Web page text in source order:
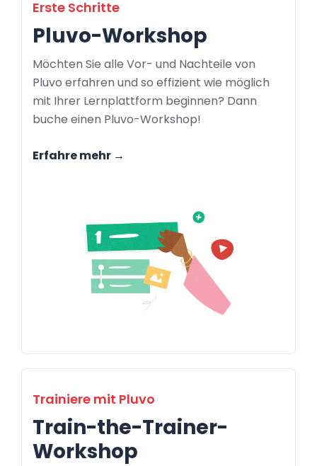
Erste Schritte
Pluvo-Workshop
Möchten Sie alle Vor- und Nachteile von
Pluvo erfahren und so effizient wie möglich
mit Ihrer Lernplattform beginnen? Dann
buche einen Pluvo-Workshop!
Erfahre mehr →
Trainiere mit Pluvo
Train-the-Trainer-
Workshop